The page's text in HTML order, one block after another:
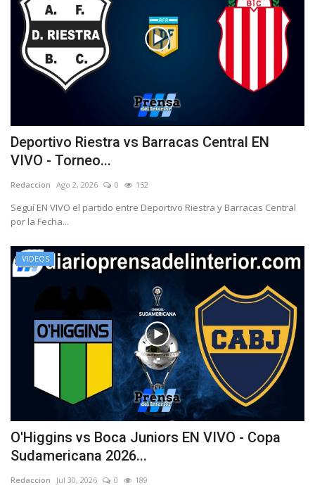
Deportivo Riestra vs Barracas Central EN
VIVO - Torneo...
Redaccion Ago 2, 2026 0 152
Seguí EN VIVO el partido entre Deportivo Riestra y Barracas Central
por la Fecha...
VIDEOS
O'Higgins vs Boca Juniors EN VIVO - Copa
Sudamericana 2026...
Redaccion Jul 30, 2026 0 189